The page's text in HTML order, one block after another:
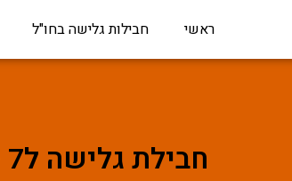
ראשי חבילות גלישה בחו"ל
חבילת גלישה לBURJ MOBILE 1 GB – 7 ימים